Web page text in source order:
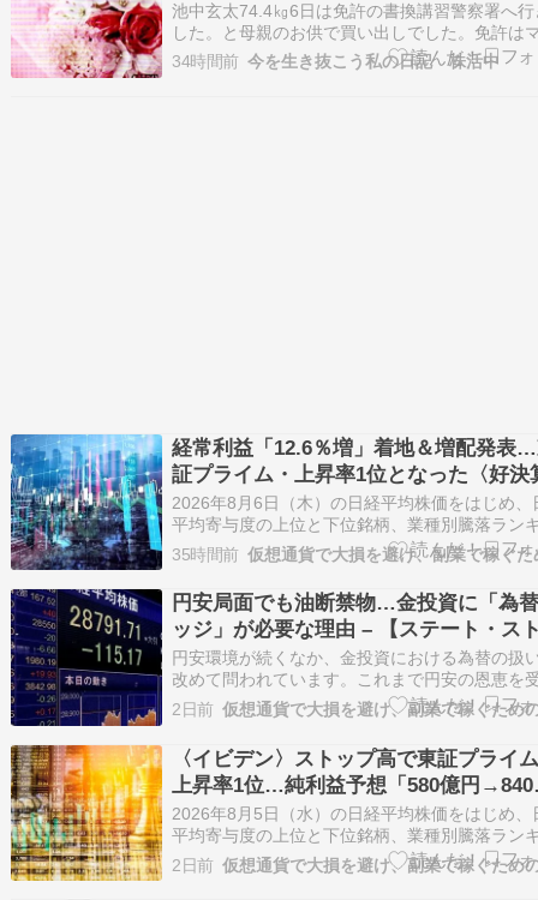
池中玄太74.4㎏6日は免許の書換講習警察署へ行
した。と母親のお供で買い出しでした。免許は
ナカードと免許証の2枚持ちにしました。レビー
型認知症の94歳の父は、この暑さの中今日も安
34時間前 今を生き抜こう私の日記 株活中
経常利益「12.6％増」着地＆増配発表
証プライム・上昇率1位となった〈好決
柄〉【8月6日の国内株式市場概況】 –
平均概況
2026年8月6日（木）の日経平均株価をはじめ、
平均寄与度の上位と下位銘柄、業種別騰落ラン
グ、東証プライム市場に上場している個別株式
35時間前
円安局面でも油断禁物…金投資に「為
ッジ」が必要な理由 – 【ステート・ス
ート・インベストメント・マネジメン
金・株式市場を徹底分析
円安環境が続くなか、金投資における為替の扱
改めて問われています。これまで円安の恩恵を
け、「為替ヘッジなし」の投資が高いリターン
たら...
2日前
〈イビデン〉ストップ高で東証プライ
上昇率1位…純利益予想「580億円→840
円」へ上方修正＆株式分割の発表【8月
の国内株式市場概況】 – 日経平均概況
2026年8月5日（水）の日経平均株価をはじめ、
平均寄与度の上位と下位銘柄、業種別騰落ラン
グ、東証プライム市場に上場している個別株式
2日前